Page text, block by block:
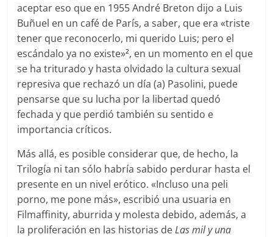
aceptar eso que en 1955 André Breton dijo a Luis
Buñuel en un café de París, a saber, que era «triste
tener que reconocerlo, mi querido Luis; pero el
escándalo ya no existe»2, en un momento en el que
se ha triturado y hasta olvidado la cultura sexual
represiva que rechazó un día (a) Pasolini, puede
pensarse que su lucha por la libertad quedó
fechada y que perdió también su sentido e
importancia críticos.
Más allá, es posible considerar que, de hecho, la
Trilogía ni tan sólo habría sabido perdurar hasta el
presente en un nivel erótico. «Incluso una peli
porno, me pone más», escribió una usuaria en
Filmaffinity, aburrida y molesta debido, además, a
la proliferación en las historias deLas mil y una